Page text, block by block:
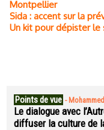
Montpellier
Sida : accent sur la
Un kit pour dépister le
Points de vue -
Le dialogue avec
diffuser la culture de